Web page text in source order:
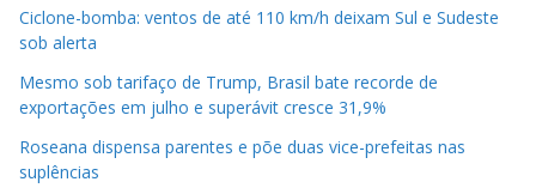
Ciclone-bomba: ventos de até 110 km/h deixam Sul e Sudeste
sob alerta
Mesmo sob tarifaço de Trump, Brasil bate recorde de
exportações em julho e superávit cresce 31,9%
Roseana dispensa parentes e põe duas vice-prefeitas nas
suplências